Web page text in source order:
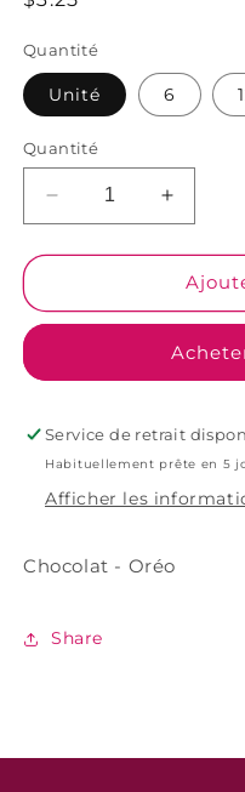
modale
Quantité
Unité 6
Quantité
Réduire
la
quantité
Chocolat
la
quantité
de
Oréo
Service de retrait
Habituellement prête en 5
Afficher les
Chocolat - Oréo
Share